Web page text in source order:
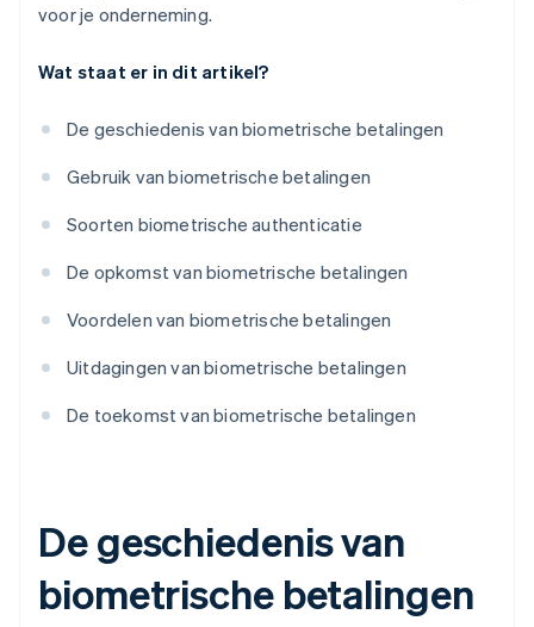
voor je onderneming.
Wat staat er in dit artikel?
De geschiedenis van biometrische betalingen
Gebruik van biometrische betalingen
Soorten biometrische authenticatie
De opkomst van biometrische betalingen
Voordelen van biometrische betalingen
Uitdagingen van biometrische betalingen
De toekomst van biometrische betalingen
De geschiedenis van
biometrische betalingen